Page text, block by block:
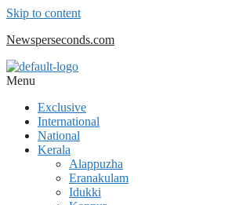
Skip to content
Newsperseconds.com
Menu
Exclusive
International
National
Kerala
Alappuzha
Eranakulam
Idukki